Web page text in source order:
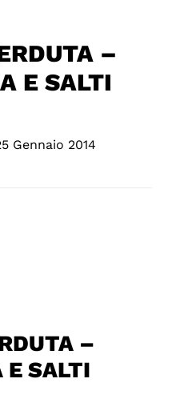
–
E SALTI
Gennaio 2014
–
E SALTI